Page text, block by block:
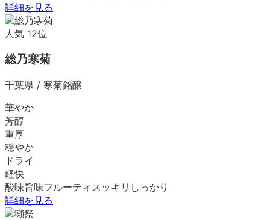
詳細を見る
人気 12位
総乃寒菊
千葉県 / 寒菊銘醸
華やか
芳醇
重厚
穏やか
ドライ
軽快
酸味旨味フルーティ スッキリ しっかり
詳細を見る